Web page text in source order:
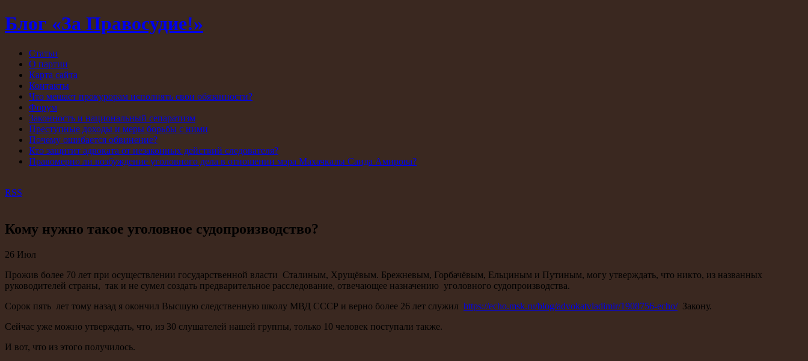
Блог «За Правосудие!»
Статьи
О партии
Карта сайта
Контакты
Что мешает прокурорам исполнять свои обязанности?
Форум
Законность и национальный сепаратизм
Преступные доходы и меры борьбы с ними
Почему ошибается обвинение?
Кто защитит адвоката от незаконных действий следователя?
Правомерно ли возбуждение уголовного дела в отношении мэра Махачкалы Саида Амирова?
RSS
Кому нужно такое уголовное судопроизводство?
26 Июл
Прожив более 70 лет при осуществлении государственной власти Сталиным, Хрущёвым. Брежневым, Горбачёвым, Ельциным и Путиным, могу утверждать, что никто, из названных
руководителей страны, так и не сумел создать предварительное расследование, отвечающее назначению уголовного судопроизводства.
Сорок пять лет тому назад я окончил Высшую следственную школу МВД СССР и верно более 26 лет служил https://echo.msk.ru/blog/advokatvladimir/1908756-echo/Закону.
Сейчас уже можно утверждать, что, из 30 слушателей нашей группы, только 10 человек поступали также.
И вот, что из этого получилось.